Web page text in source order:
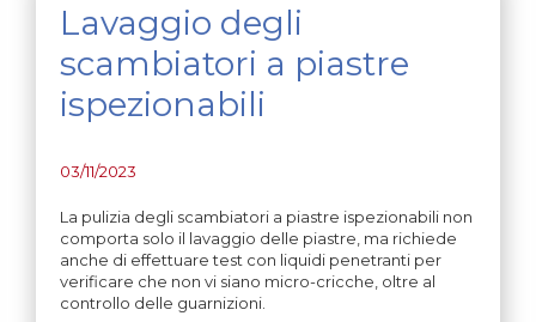
Lavaggio degli
scambiatori a piastre
ispezionabili
03/11/2023
La pulizia degli scambiatori a piastre ispezionabili non
comporta solo il lavaggio delle piastre, ma richiede
anche di effettuare test con liquidi penetranti per
verificare che non vi siano micro-cricche, oltre al
controllo delle guarnizioni.